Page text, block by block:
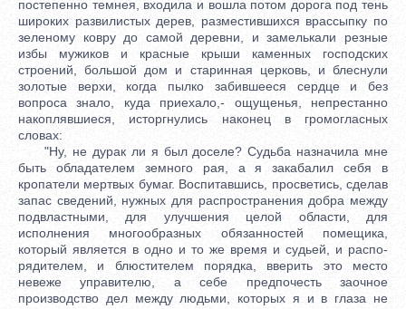
постепенно темнея, входила и вошла потом дорога под тень
широких развилистых дерев, разместившихся врассыпку по
зеленому ковру до самой деревни, и замелькали резные
избы мужиков и красные крыши каменных господских
строений, большой дом и старинная церковь, и блеснули
золотые верхи, когда пылко забившееся сердце и без
вопроса знало, куда приехало,- ощущенья, непрестанно
накоплявшиеся, исторгнулись наконец в громогласных
словах:
"Hy, не дурак ли я был доселе? Судьба назначила мне
быть обладателем земного рая, а я закабалил себя в
кропатели мертвых бумаг. Воспитавшись, просветись, сделав
запас сведений, нужных для распространения добра между
подвластными, для улучшения целой области, для
исполнения многообразных обязанностей помещика,
который является в одно и то же время и судьей, и распо-
рядителем, и блюстителем порядка, вверить это место
невеже управителю, а себе предпочесть заочное
производство дел между людьми, которых я и в глаза не